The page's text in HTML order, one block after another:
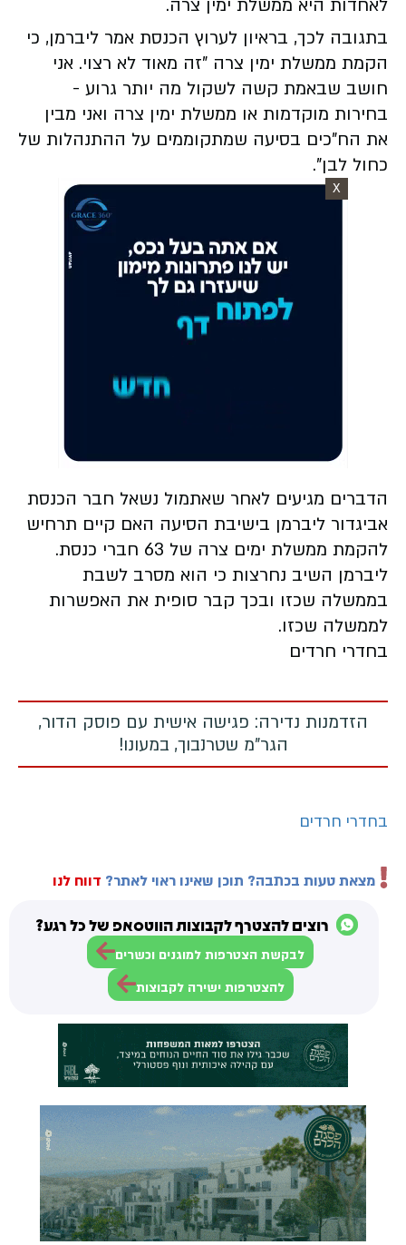
לאחדות היא ממשלת ימין צרה.
בתגובה לכך, בראיון לערוץ הכנסת אמר ליברמן, כי
הקמת ממשלת ימין צרה "זה מאוד לא רצוי. אני
חושב שבאמת קשה לשקול מה יותר גרוע -
בחירות מוקדמות או ממשלת ימין צרה ואני מבין
את הח"כים בסיעה שמתקוממים על ההתנהלות של
כחול לבן".
X
הדברים מגיעים לאחר שאתמול נשאל חבר הכנסת
אביגדור ליברמן בישיבת הסיעה האם קיים תרחיש
להקמת ממשלת ימים צרה של 63 חברי כנסת.
ליברמן השיב נחרצות כי הוא מסרב לשבת
בממשלה שכזו ובכך קבר סופית את האפשרות
לממשלה שכזו.
בחדרי חרדים
הזדמנות נדירה: פגישה אישית עם פוסק הדור,
הגר"מ שטרנבוך, במעונו!
בחדרי חרדים
מצאת טעות בכתבה? תוכן שאינו ראוי לאתר? דווח לנו
רוצים להצטרף לקבוצות הווטסאפ של כל רגע?
לבקשת הצטרפות למוגנים וכשרים
להצטרפות ישירה לקבוצות